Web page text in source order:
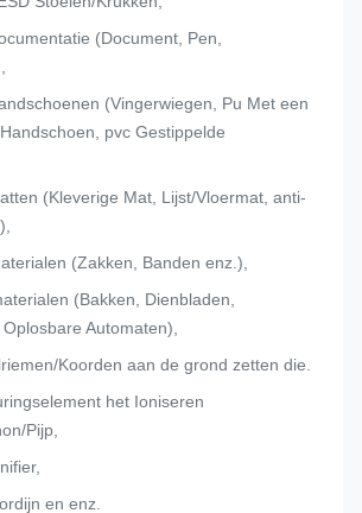
(Document, Pen,
(Vingerwiegen, Pu Met een
pvc Gestippelde
(Kleverige Mat, Lijst/Vloermat, anti-
(Zakken, Banden enz.),
(Bakken, Dienbladen,
Automaten),
Koorden aan de grond zetten die.
het Ioniseren
Pijp,
en enz.